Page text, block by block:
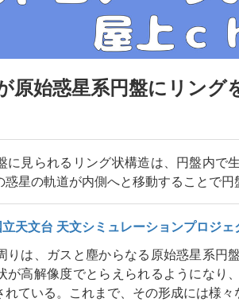
原始惑星系円盤にリング
に見られるリング状構造は、円盤内で
星の軌道が内側へと移動することで円
天文台 天文シミュレーションプロジェ
りは、ガスと塵からなる原始惑星系円
が高解像度でとらえられるようになり
ている。これまで、その形成には様々